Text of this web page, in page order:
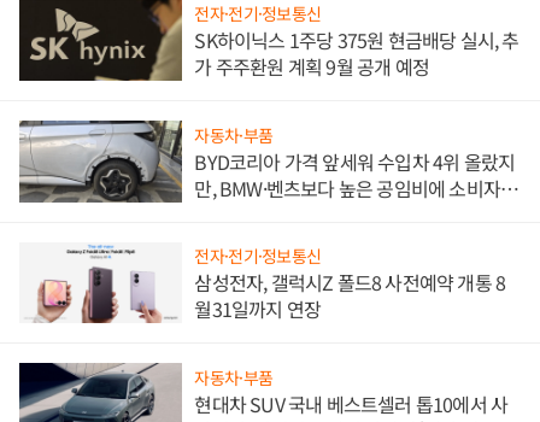
전자·전기·정보통신
SK하이닉스 1주당 375원 현금배당 실시, 추
가 주주환원 계획 9월 공개 예정
자동차·부품
BYD코리아 가격 앞세워 수입차 4위 올랐지
만, BMW·벤츠보다 높은 공임비에 소비자
전자·전기·정보통신
삼성전자, 갤럭시Z 폴드8 사전예약 개통 8
월31일까지 연장
자동차·부품
현대차 SUV 국내 베스트셀러 톱10에서 사